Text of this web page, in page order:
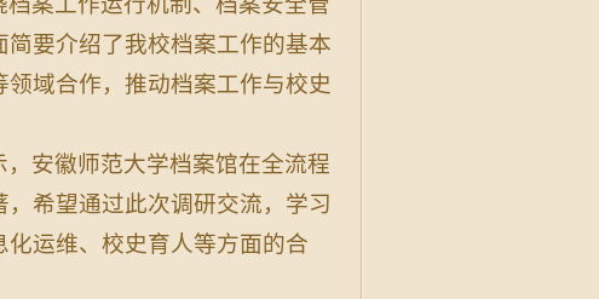
要介绍了我校档案工作的基本
域合作，推动档案工作与校史
安徽师范大学档案馆在全流程
希望通过此次调研交流，学习
运维、校史育人等方面的合